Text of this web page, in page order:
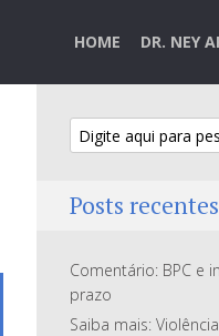
HOME DR. NEY
Posts recentes
Comentário: BPC e
prazo
Saiba mais: